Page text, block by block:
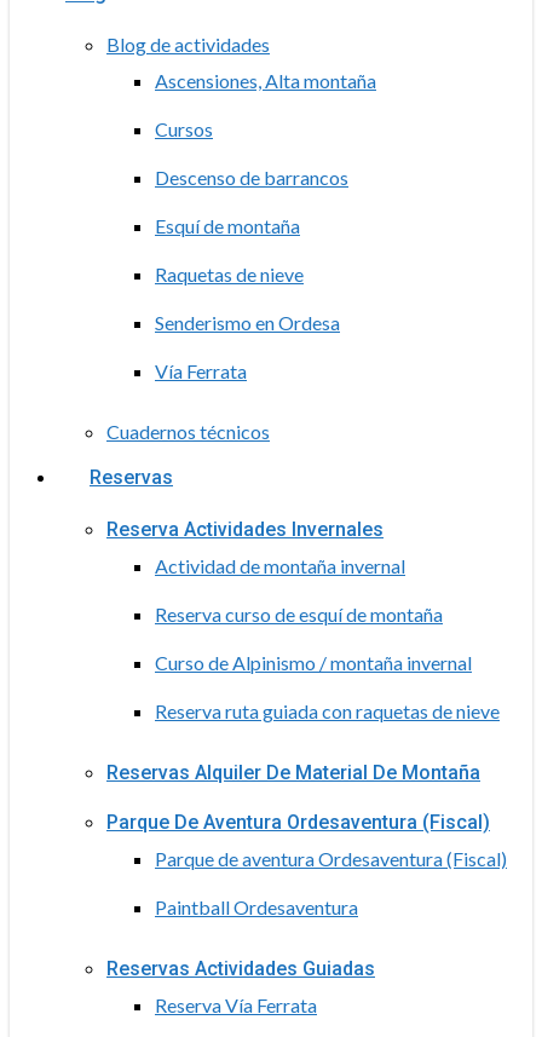
Blog de actividades
Ascensiones, Alta montaña
Cursos
Descenso de barrancos
Esquí de montaña
Raquetas de nieve
Senderismo en Ordesa
Vía Ferrata
Cuadernos técnicos
Reservas
Reserva Actividades Invernales
Actividad de montaña invernal
Reserva curso de esquí de montaña
Curso de Alpinismo / montaña invernal
Reserva ruta guiada con raquetas de nieve
Reservas Alquiler De Material De Montaña
Parque De Aventura Ordesaventura (Fiscal)
Parque de aventura Ordesaventura (Fiscal)
Paintball Ordesaventura
Reservas Actividades Guiadas
Reserva Vía Ferrata